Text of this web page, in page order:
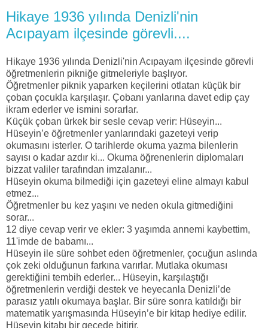
Hikaye 1936 yılında Denizli'nin
Acıpayam ilçesinde görevli....
Hikaye 1936 yılında Denizli'nin Acıpayam ilçesinde görevli
öğretmenlerin pikniğe gitmeleriyle başlıyor.
Öğretmenler piknik yaparken keçilerini otlatan küçük bir
çoban çocukla karşılaşır. Çobanı yanlarına davet edip çay
ikram ederler ve ismini sorarlar.
Küçük çoban ürkek bir sesle cevap verir: Hüseyin...
Hüseyin’e öğretmenler yanlarındaki gazeteyi verip
okumasını isterler. O tarihlerde okuma yazma bilenlerin
sayısı o kadar azdır ki... Okuma öğrenenlerin diplomaları
bizzat valiler tarafından imzalanır...
Hüseyin okuma bilmediği için gazeteyi eline almayı kabul
etmez...
Öğretmenler bu kez yaşını ve neden okula gitmediğini
sorar...
12 diye cevap verir ve ekler: 3 yaşımda annemi kaybettim,
11'imde de babamı...
Hüseyin ile süre sohbet eden öğretmenler, çocuğun aslında
çok zeki olduğunun farkına varırlar. Mutlaka okuması
gerektiğini tembih ederler... Hüseyin, karşılaştığı
öğretmenlerin verdiği destek ve heyecanla Denizli’de
parasız yatılı okumaya başlar. Bir süre sonra katıldığı bir
matematik yarışmasında Hüseyin’e bir kitap hediye edilir.
Hüseyin kitabı bir gecede bitirir.